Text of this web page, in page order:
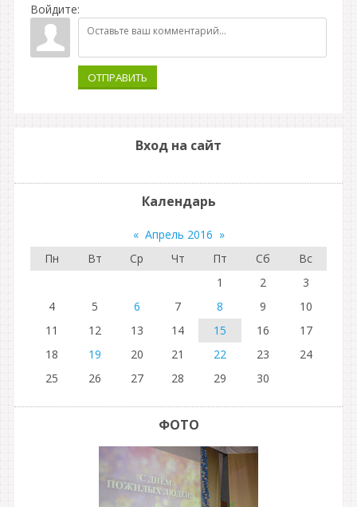
Войдите:
ОТПРАВИТЬ
Вход на сайт
Календарь
« Апрель 2016 »
Пн
Вт Ср Чт Пт Сб
Вс
1
2
3
4
5 6 7 8 9
10
11
12 13 14 15 16
17
18
19 20 21 22 23
24
25
26 27 28 29 30
ФОТО